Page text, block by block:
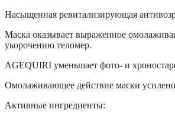
Насыщенная ревитализирующая
Маска оказывает выраженное
укорочению теломер.
AGEQUIRI уменьшает фото- и
Омолаживающее действие маски
Активные ингредиенты: